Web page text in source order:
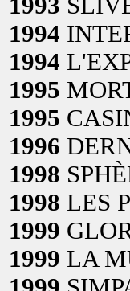
1993
1994
1994
1995
1995
1996
1998
1998 LES
1999
1999 LA